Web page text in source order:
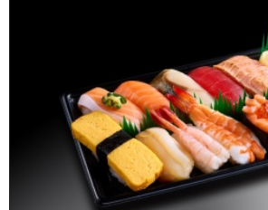
東京都東久留米市滝山２丁目
東京都東久留米市滝山３丁目
東京都東久留米市滝山４丁目
東京都東久留米市滝山５丁目
東京都東久留米市滝山６丁目
東京都東久留米市滝山７丁目